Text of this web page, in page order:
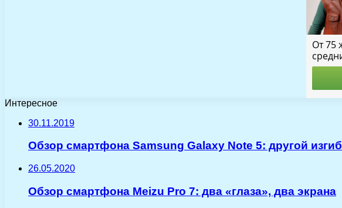
Интересное
30.11.2019
Обзор смартфона Samsung Galaxy Note 5: другой изгиб
26.05.2020
Обзор смартфона Meizu Pro 7: два «глаза», два экрана